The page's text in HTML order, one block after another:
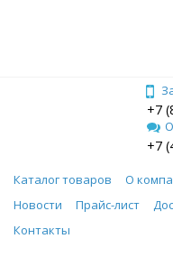
+7
+7
Каталог товаров О
Новости
Прайс-лист
Контакты